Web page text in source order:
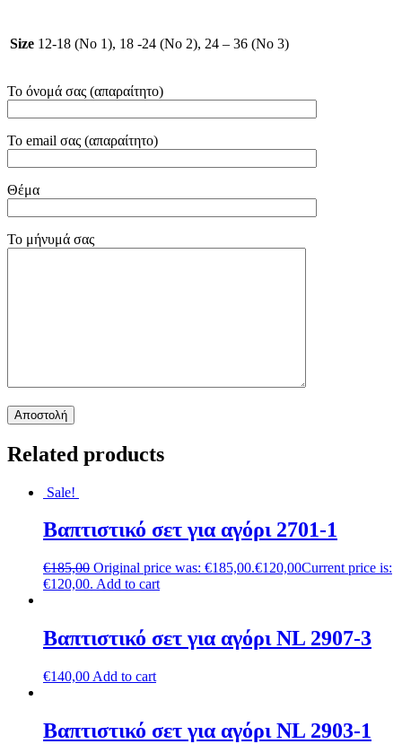
Size 12-18 (No 1), 18 -24 (No 2), 24 – 36 (No 3)
Το όνομά σας (απαραίτητο)
Το email σας (απαραίτητο)
Θέμα
Το μήνυμά σας
Related products
Sale!
Βαπτιστικό σετ για αγόρι 2701-1
€185,00 Original price was: €185,00.€120,00Current price is:
€120,00. Add to cart
Βαπτιστικό σετ για αγόρι NL 2907-3
€140,00 Add to cart
Βαπτιστικό σετ για αγόρι NL 2903-1